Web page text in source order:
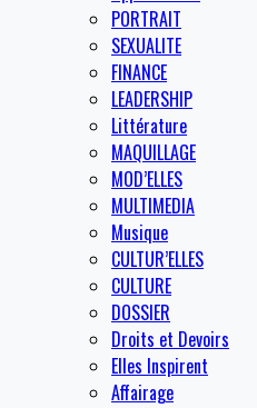
PORTRAIT
SEXUALITE
FINANCE
LEADERSHIP
Littérature
MAQUILLAGE
MOD’ELLES
MULTIMEDIA
Musique
CULTUR’ELLES
CULTURE
DOSSIER
Droits et Devoirs
Elles Inspirent
Affairage